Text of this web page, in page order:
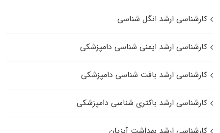
کارشناسی ارشد انگل شناسی
کارشناسی ارشد ایمنی‌ شناسی دامپزشکی
کارشناسی ارشد بافت‌ شناسی دامپزشکی
کارشناسی ارشد باکتری‌ شناسی دامپزشکی